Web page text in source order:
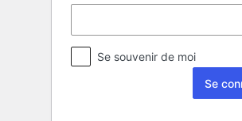
Se souvenir de moi